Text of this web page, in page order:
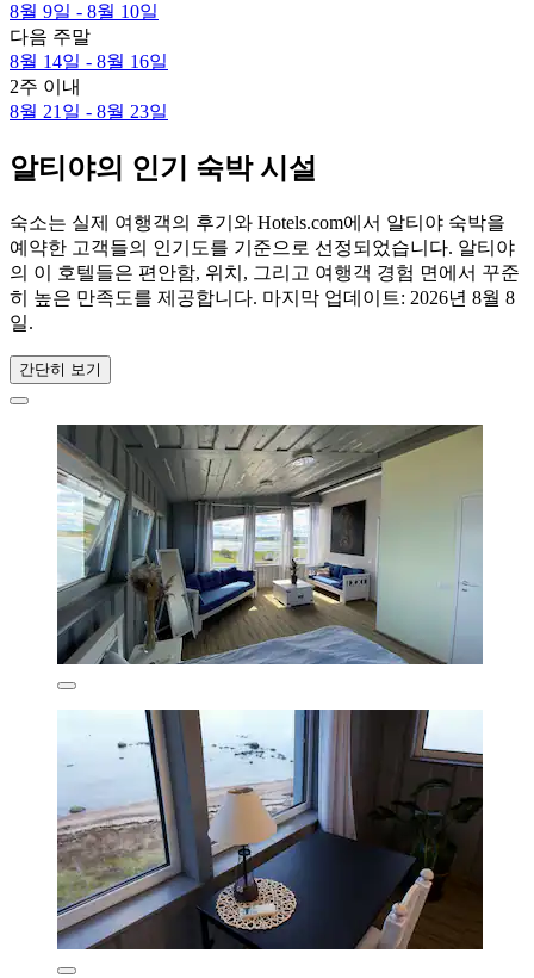
8월 9일 - 8월 10일
다음 주말
8월 14일 - 8월 16일
2주 이내
8월 21일 - 8월 23일
알티야의 인기 숙박 시설
숙소는 실제 여행객의 후기와 Hotels.com에서 알티야 숙박을
예약한 고객들의 인기도를 기준으로 선정되었습니다. 알티야
의 이 호텔들은 편안함, 위치, 그리고 여행객 경험 면에서 꾸준
히 높은 만족도를 제공합니다. 마지막 업데이트: 2026년 8월 8
일.
간단히 보기